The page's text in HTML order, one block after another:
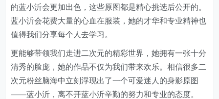
的蓝小沂会更加出色，这些原图都是精心挑选后公开的。
蓝小沂会花费大量的心血在服装，她的才华和专业精神也
值得我们分享每个人去学习。
更能够带领我们走进二次元的精彩世界，她拥有一张十分
清秀的脸庞，她的作品不仅为我们带来欢乐。相信很多二
次元粉丝脑海中立刻浮现出了一个可爱迷人的身影原图
——蓝小沂，离不开蓝小沂辛勤的努力和专业的态度。